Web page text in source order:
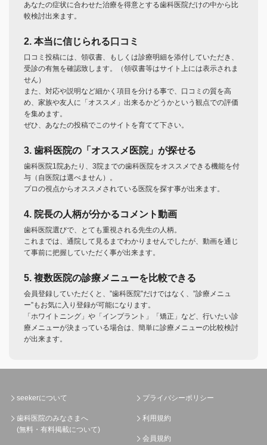
あなたの症状に合わせた治療を得意とする歯科医院だけの中から比
較検討出来ます。
2. 本当に信じられる口コミ
口コミ投稿には、領収書、もしくは診療明細を添付していただき、
受診の有無を確認致します。（領収書等はサイト上には表示されま
せん）
また、対応や説明など細かく項目を分ける事で、口コミの質を高
め、家族や友人に「オススメ」出来るかどうかという観点での評価
を集めます。
ぜひ、あなたの投稿でこのサイトを育てて下さい。
3. 歯科医院の「オススメ医院」が探せる
歯科医院1院あたり、3院までの歯科医院をオススメできる機能を付
与（自医院は選べません）。
プロの視点からオススメされている医院を探す事が出来ます。
4. 院長の人柄が分かるコメント動画
歯科医院選びで、とても重視される先生の人柄。
これまでは、通院して見るまでわかりませんでしたが、動画を通じ
て事前に把握していただく事が出来ます。
5. 複数医院の診療メニューを比較できる
会員登録していただくと、”歯科医院”だけではなく、”診療メニュ
ー”もお気に入り登録が可能になります。
「ホワイトニング」や「インプラント」「矯正」など、行いたい診
療メニューが決まっている場合は、簡単に診療メニューの比較検討
が出来ます。
seekerについて
歯科医院のみなさまへ
(無料・有料掲載について)
プライバシーポリシー
利用規約
会員規約